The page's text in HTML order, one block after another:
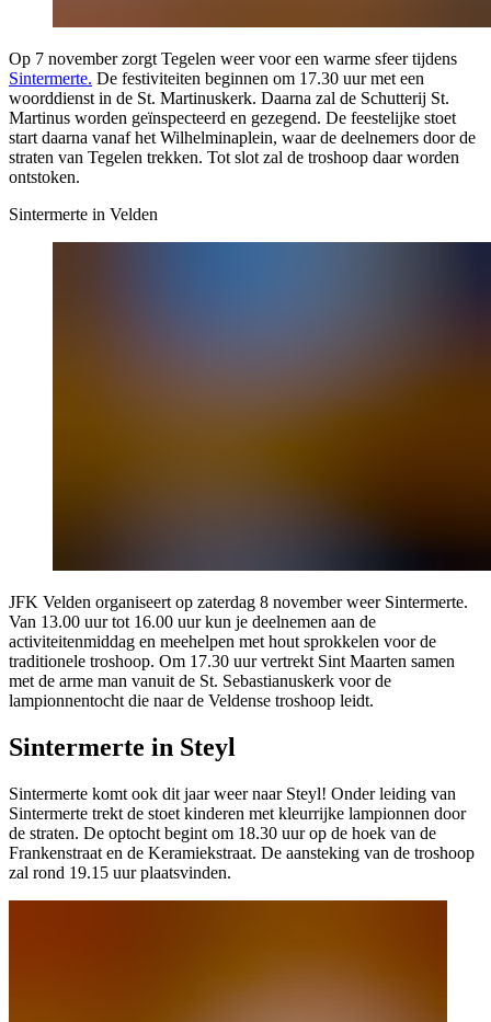
Op 7 november zorgt Tegelen weer voor een warme sfeer tijdens
Sintermerte. De festiviteiten beginnen om 17.30 uur met een
woorddienst in de St. Martinuskerk. Daarna zal de Schutterij St.
Martinus worden geïnspecteerd en gezegend. De feestelijke stoet
start daarna vanaf het Wilhelminaplein, waar de deelnemers door de
straten van Tegelen trekken. Tot slot zal de troshoop daar worden
ontstoken.
Sintermerte in Velden
JFK Velden organiseert op zaterdag 8 november weer Sintermerte.
Van 13.00 uur tot 16.00 uur kun je deelnemen aan de
activiteitenmiddag en meehelpen met hout sprokkelen voor de
traditionele troshoop. Om 17.30 uur vertrekt Sint Maarten samen
met de arme man vanuit de St. Sebastianuskerk voor de
lampionnentocht die naar de Veldense troshoop leidt.
Sintermerte in Steyl
Sintermerte komt ook dit jaar weer naar Steyl! Onder leiding van
Sintermerte trekt de stoet kinderen met kleurrijke lampionnen door
de straten. De optocht begint om 18.30 uur op de hoek van de
Frankenstraat en de Keramiekstraat. De aansteking van de troshoop
zal rond 19.15 uur plaatsvinden.